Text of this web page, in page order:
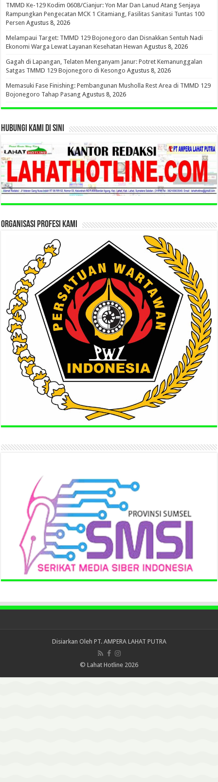
TMMD Ke-129 Kodim 0608/Cianjur: Yon Mar Dan Lanud Atang Senjaya
Rampungkan Pengecatan MCK 1 Citamiang, Fasilitas Sanitasi Tuntas 100
Persen Agustus 8, 2026
Melampaui Target: TMMD 129 Bojonegoro dan Disnakkan Sentuh Nadi
Ekonomi Warga Lewat Layanan Kesehatan Hewan Agustus 8, 2026
Gagah di Lapangan, Telaten Menganyam Janur: Potret Kemanunggalan
Satgas TMMD 129 Bojonegoro di Kesongo Agustus 8, 2026
Memasuki Fase Finishing: Pembangunan Musholla Rest Area di TMMD 129
Bojonegoro Tahap Pasang Agustus 8, 2026
HUBUNGI KAMI DI SINI
ORGANISASI PROFESI KAMI
Disiarkan Oleh PT. AMPERA LAHAT PUTRA
© Lahat Hotline 2026